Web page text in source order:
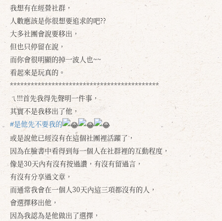
我想有在經營社群，
人數應該是你很想要追求的吧??
大多社團會說要移出，
但也只停留在說，
而你會很明顯的掉一波人也~~
看起來是玩真的。
*******************************************
ㄟ!!!首先我得先聲明一件事，
其實不是我移出了他，
#是他先不要我的
或是說他已經沒有在這個社團裡活躍了，
因為在臉書中看得到每一個人在社群裡的互動程度，
像是30天內有沒有按過讚，有沒有留過言，
有沒有分享過文章，
而通常我會在一個人30天內這三項都沒有的人，
會選擇移出他，
因為我認為是他做出了選擇，